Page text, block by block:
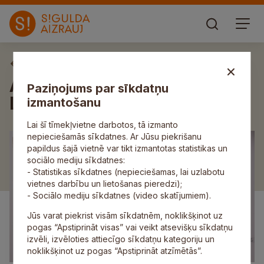
Atklāj mākslinieces Ditas
Lūses izstādi “Zūdošie laiki”
Paziņojums par sīkdatņu
izmantošanu
Lai šī tīmekļvietne darbotos, tā izmanto
nepieciešamās sīkdatnes. Ar Jūsu piekrišanu
papildus šajā vietnē var tikt izmantotas statistikas un
sociālo mediju sīkdatnes:
- Statistikas sīkdatnes (nepieciešamas, lai uzlabotu
vietnes darbību un lietošanas pieredzi);
- Sociālo mediju sīkdatnes (video skatījumiem).
Jūs varat piekrist visām sīkdatnēm, noklikšķinot uz
pogas “Apstiprināt visas” vai veikt atsevišķu sīkdatņu
izvēli, izvēloties attiecīgo sīkdatņu kategoriju un
noklikšķinot uz pogas “Apstiprināt atzīmētās”.